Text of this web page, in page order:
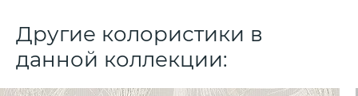
Другие колористики в
данной коллекции: